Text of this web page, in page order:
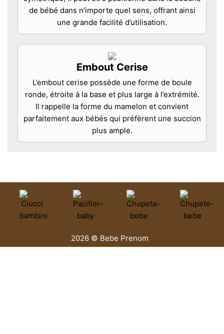
de bébé dans n’importe quel sens, offrant ainsi
une grande facilité d’utilisation.
Embout Cerise
L’embout cerise possède une forme de boule
ronde, étroite à la base et plus large à l’extrémité.
Il rappelle la forme du mamelon et convient
parfaitement aux bébés qui préfèrent une succion
plus ample.
2026 © Bebe Prenom